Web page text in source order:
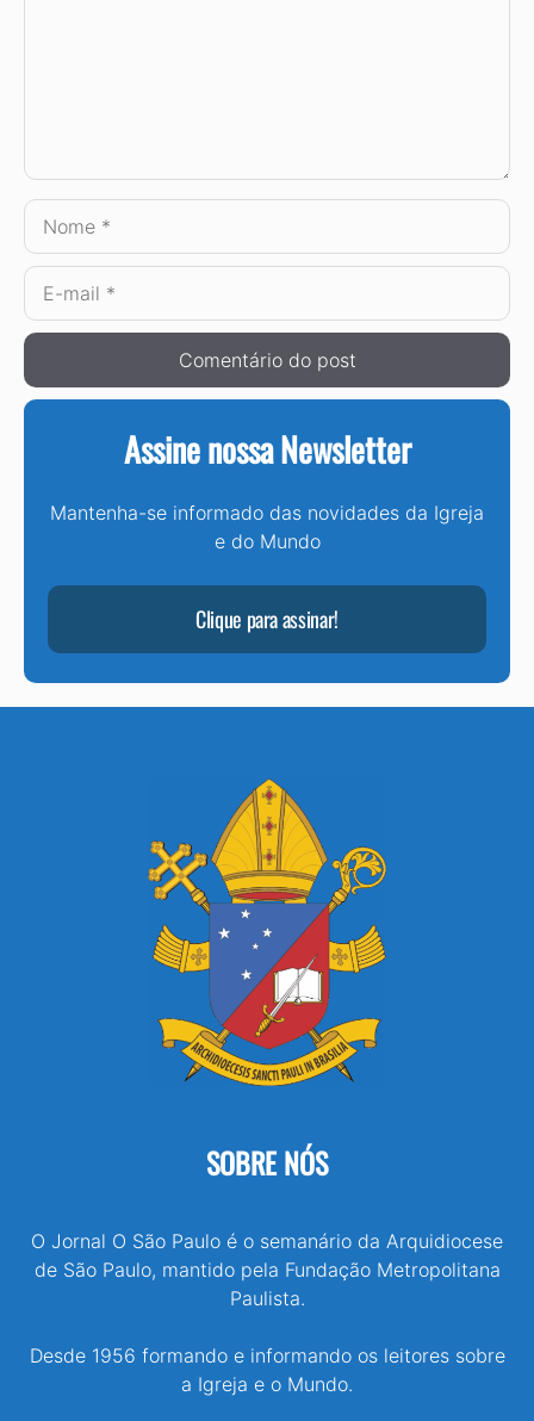
Nome
E-
mail
Assine nossa Newsletter
Mantenha-se informado das novidades da Igreja
e do Mundo
Clique para assinar!
SOBRE NÓS
O Jornal O São Paulo é o semanário da Arquidiocese
de São Paulo, mantido pela Fundação Metropolitana
Paulista.
Desde 1956 formando e informando os leitores sobre
a Igreja e o Mundo.